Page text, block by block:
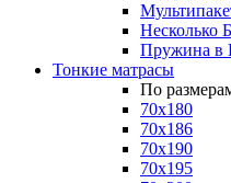
Несколько
Пружина в
Тонкие матрасы
По
70x180
70x186
70x190
70x195